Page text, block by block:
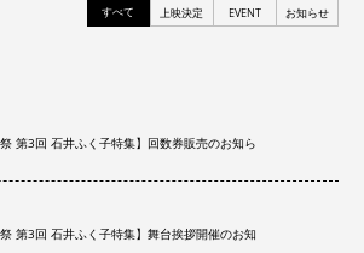
すべて 上映決定 EVENT お知らせ
第3回 石井ふく子特集】回数券販売のお知ら
第3回 石井ふく子特集】舞台挨拶開催のお知